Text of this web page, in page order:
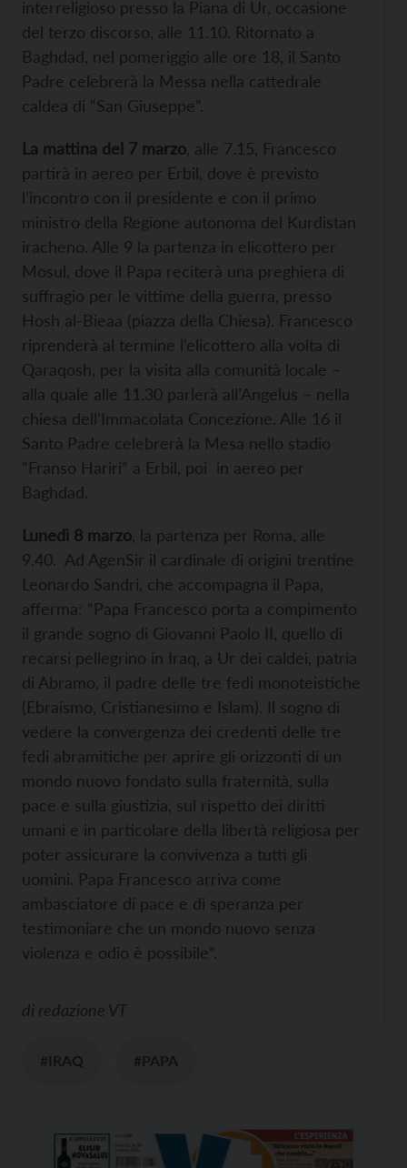
interreligioso presso la Piana di Ur, occasione
del terzo discorso, alle 11.10. Ritornato a
Baghdad, nel pomeriggio alle ore 18, il Santo
Padre celebrerà la Messa nella cattedrale
caldea di “San Giuseppe”.
La mattina del 7 marzo , alle 7.15, Francesco
partirà in aereo per Erbil, dove è previsto
l’incontro con il presidente e con il primo
ministro della Regione autonoma del Kurdistan
iracheno. Alle 9 la partenza in elicottero per
Mosul, dove il Papa reciterà una preghiera di
suffragio per le vittime della guerra, presso
Hosh al-Bieaa (piazza della Chiesa). Francesco
riprenderà al termine l’elicottero alla volta di
Qaraqosh, per la visita alla comunità locale –
alla quale alle 11.30 parlerà all’Angelus – nella
chiesa dell’Immacolata Concezione. Alle 16 il
Santo Padre celebrerà la Mesa nello stadio
“Franso Hariri” a Erbil, poi in aereo per
Baghdad.
Lunedì 8 marzo , la partenza per Roma, alle
9.40. Ad AgenSir il cardinale di origini trentine
Leonardo Sandri, che accompagna il Papa,
afferma: “Papa Francesco porta a compimento
il grande sogno di Giovanni Paolo II, quello di
recarsi pellegrino in Iraq, a Ur dei caldei, patria
di Abramo, il padre delle tre fedi monoteistiche
(Ebraismo, Cristianesimo e Islam). Il sogno di
vedere la convergenza dei credenti delle tre
fedi abramitiche per aprire gli orizzonti di un
mondo nuovo fondato sulla fraternità, sulla
pace e sulla giustizia, sul rispetto dei diritti
umani e in particolare della libertà religiosa per
poter assicurare la convivenza a tutti gli
uomini. Papa Francesco arriva come
ambasciatore di pace e di speranza per
testimoniare che un mondo nuovo senza
violenza e odio è possibile”.
di redazione VT
#IRAQ #PAPA